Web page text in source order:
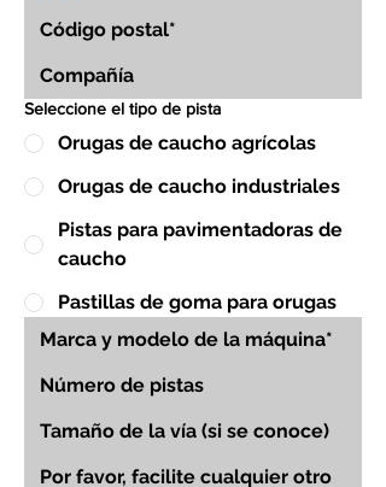
Seleccione el tipo de pista
Orugas de caucho agrícolas
Orugas de caucho industriales
Pistas para pavimentadoras de
caucho
Pastillas de goma para orugas